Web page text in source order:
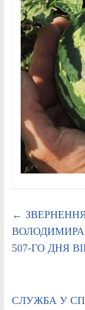
←
ВОЛОДИМИРА
507-ГО ДНЯ
СЛУЖБА У